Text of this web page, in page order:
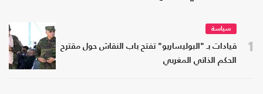
1
سياسة
قيادات بـ "البوليساريو" تفتح باب النقاش حول مقترح
الحكم الذاتي المغربي